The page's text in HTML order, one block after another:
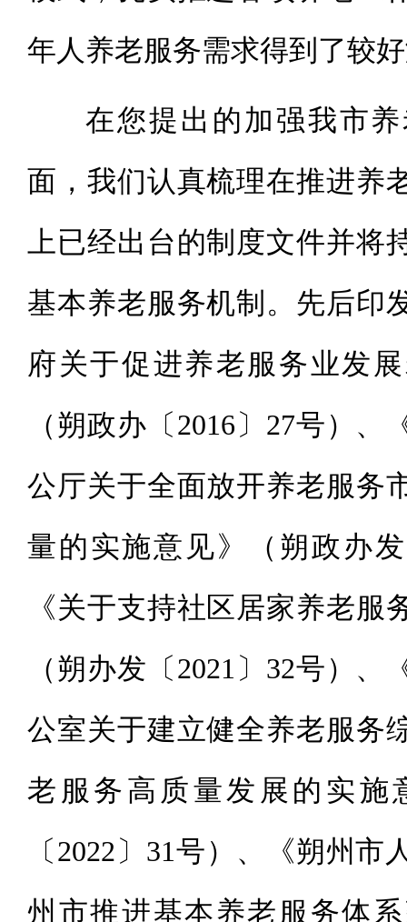
年人养老服务需求得到了较
在您提出的加强我市
面，我们认真梳理在推进养
上已经出台的制度文件并将
基本养老服务机制。先后印
府关于促进养老服务业发
（朔政办〔2016〕27号）
公厅关于全面放开养老服务
量的实施意见》（朔政办
《关于支持社区居家养老服
（朔办发〔2021〕32号）
公室关于建立健全养老服务
老服务高质量发展的实施
〔2022〕31号）、《朔州
州市推进基本养老服务体